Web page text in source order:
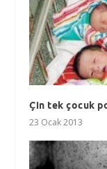
Çin tek çocuk
23 Ocak 2013